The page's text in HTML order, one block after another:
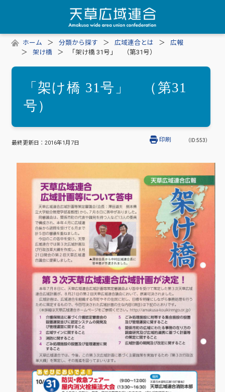
ホーム 分類から探す 広域連合とは
広報
架け橋
「架け橋 31号」 （第31号）
「架け橋 31号」 （第31
号）
最終更新日： 2016年1月7日 （ID:553）
印刷